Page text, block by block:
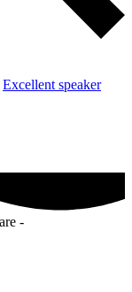
Excellent speaker